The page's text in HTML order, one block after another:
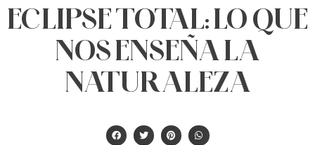
ECLIPSE TOTAL: LO QUE
NOS ENSEÑA LA
NATURALEZA